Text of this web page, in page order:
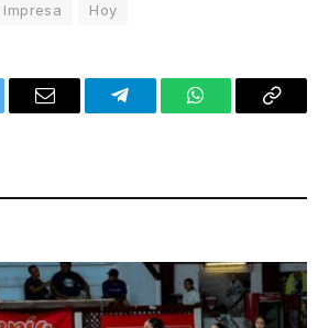
Hoy
Email TelegramWhatsAppCopy